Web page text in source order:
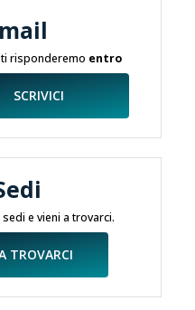
ti risponderemo entro
SCRIVICI
e vieni a trovarci.
TROVARCI